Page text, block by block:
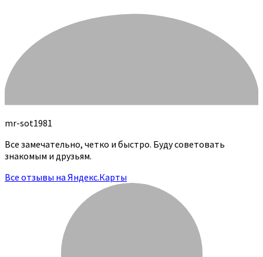
mr-sot1981
Все замечательно, четко и быстро. Буду советовать
знакомым и друзьям.
Все отзывы на Яндекс.Карты